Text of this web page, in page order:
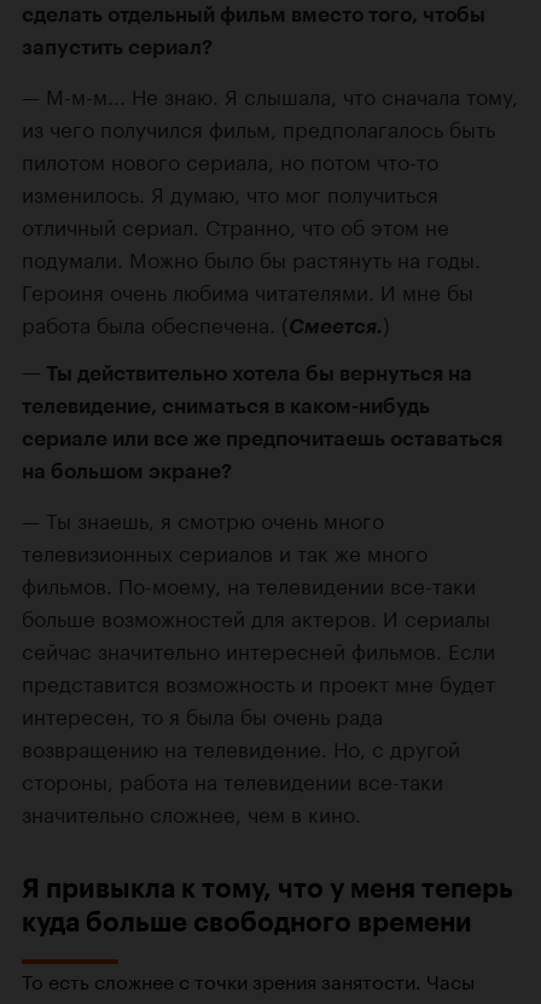
сделать отдельный фильм вместо того, чтобы
запустить сериал?
М-м-м ... Не знаю. Я слышала, что сначала тому,
из чего получился фильм, предполагалось быть
пилотом нового сериала, но потом что-то
изменилось. Я думаю, что мог получиться
отличный сериал. Странно, что об этом не
подумали. Можно было бы растянуть на годы.
Героиня очень любима читателями. И мне бы
работа была обеспечена. (Смеется.)
Ты действительно хотела бы вернуться на
телевидение, сниматься в каком-нибудь
сериале или все же предпочитаешь оставаться
на большом экране?
Ты знаешь, я смотрю очень много
телевизионных сериалов и так же много
фильмов. По-моему , на телевидении все-таки
больше возможностей для актеров. И сериалы
сейчас значительно интересней фильмов. Если
представится возможность и проект мне будет
интересен, то я была бы очень рада
возвращению на телевидение. Но, с другой
стороны, работа на телевидении все-таки
значительно сложнее, чем в кино.
Я привыкла к тому, что у меня теперь
куда больше свободного времени
То есть сложнее с точки зрения занятости. Часы